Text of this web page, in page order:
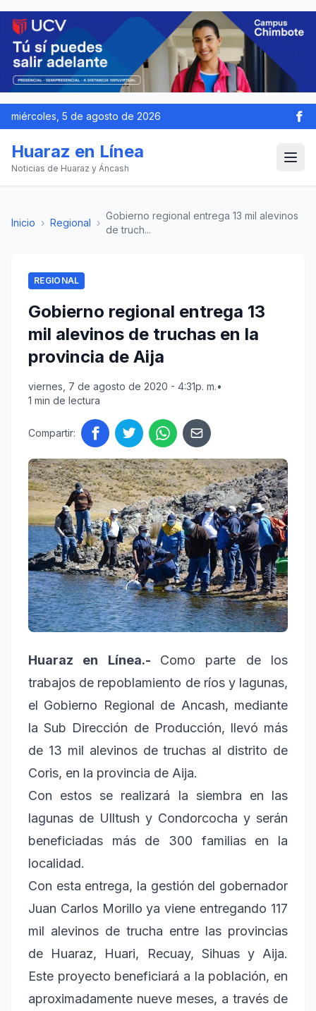
miércoles, 5 de agosto de 2026
Huaraz en Línea
Noticias de Huaraz y Áncash
Inicio › Regional ›
Gobierno regional entrega 13 mil alevinos
de truch...
REGIONAL
Gobierno regional entrega 13
mil alevinos de truchas en la
provincia de Aija
viernes, 7 de agosto de 2020 - 4:31p. m.•
1 min de lectura
Compartir:
Huaraz en Línea.- Como parte de los
trabajos de repoblamiento de ríos y lagunas,
el Gobierno Regional de Ancash, mediante
la Sub Dirección de Producción, llevó más
de 13 mil alevinos de truchas al distrito de
Coris, en la provincia de Aija.
Con estos se realizará la siembra en las
lagunas de Ulltush y Condorcocha y serán
beneficiadas más de 300 familias en la
localidad.
Con esta entrega, la gestión del gobernador
Juan Carlos Morillo ya viene entregando 117
mil alevinos de trucha entre las provincias
de Huaraz, Huari, Recuay, Sihuas y Aija.
Este proyecto beneficiará a la población, en
aproximadamente nueve meses, a través de